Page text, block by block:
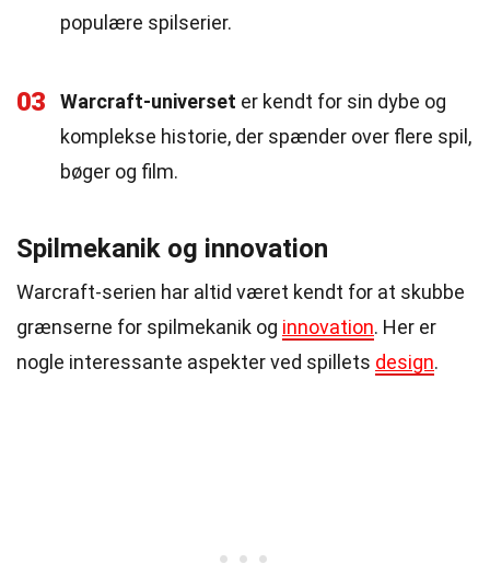
populære spilserier.
03 Warcraft-universet er kendt for sin dybe og
komplekse historie, der spænder over flere spil,
bøger og film.
Spilmekanik og innovation
Warcraft-serien har altid været kendt for at skubbe
grænserne for spilmekanik og innovation. Her er
nogle interessante aspekter ved spillets design.